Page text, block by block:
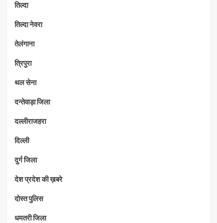
तिल्दा
तिल्दा नेवरा
तेलंगाना
त्रिपुरा
थल सेना
दन्तेवाड़ा जिला
दल्लीराजहरा
दिल्ली
दुर्ग जिला
देश प्रदेश की ख़बरे
दोस्त पुलिस
धमतरी जिला